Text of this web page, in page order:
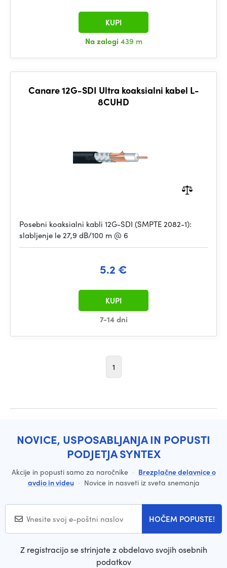
Na zalogi 439 m
KUPI
Canare 12G-SDI Ultra koaksialni kabel L-
8CUHD
Posebni koaksialni kabli 12G-SDI (SMPTE 2082-1):
slabljenje le 27,9 dB/100 m @ 6
5.2 €
7-14 dni
KUPI
1
NOVICE, USPOSABLJANJA IN POPUSTI
PODJETJA SYNTEX
Akcije in popusti samo za naročnike · Brezplačne delavnice o
avdio in videu · Novice in nasveti iz sveta snemanja
HOČEM POPUSTE!
Z registracijo se strinjate z obdelavo svojih osebnih
podatkov